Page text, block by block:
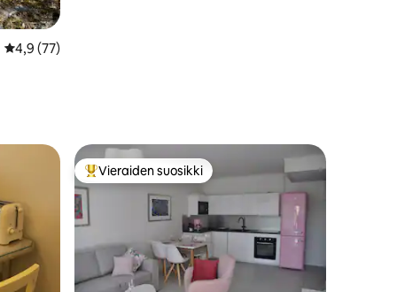
Keskimääräinen arvio 4,9/5, 77 arvostelua
4,9 (77)
Vieraiden suosikkien parhaimmistoa
Vieraiden suosikki